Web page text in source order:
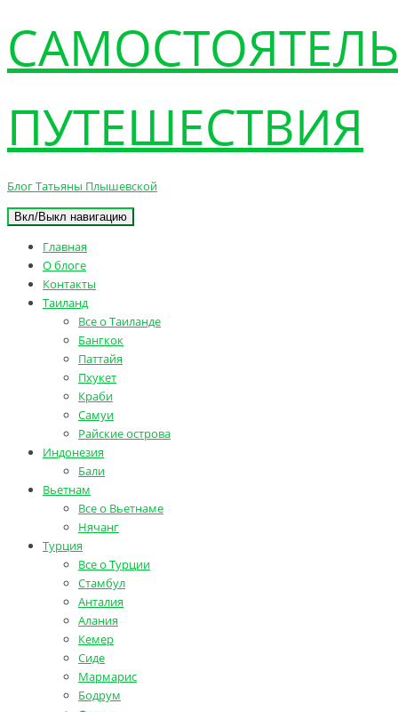
ПУТЕШЕСТВИЯ
Блог Татьяны Плышевской
Вкл/Выкл навигацию
Главная
О блоге
Контакты
Таиланд
Все о Таиланде
Бангкок
Паттайя
Пхукет
Краби
Самуи
Райские острова
Индонезия
Бали
Вьетнам
Все о Вьетнаме
Нячанг
Турция
Все о Турции
Стамбул
Анталия
Алания
Кемер
Сиде
Мармарис
Бодрум